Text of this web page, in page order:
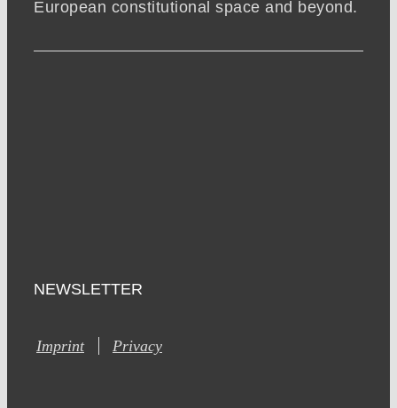
European constitutional space and beyond.
NEWSLETTER
Imprint Privacy